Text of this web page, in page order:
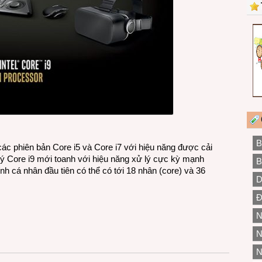
phiên bản Core i5 và Core i7 với hiệu năng được cải
Core i9 mới toanh với hiệu năng xử lý cực kỳ mạnh
cá nhân đầu tiên có thể có tới 18 nhân (core) và 36